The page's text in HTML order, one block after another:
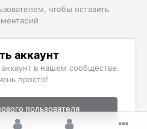
чтобы оставить
аккаунт
в нашем сообществе.
просто!
пользователя